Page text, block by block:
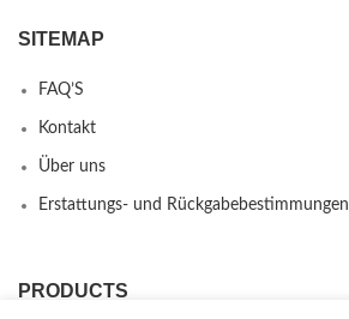
SITEMAP
FAQ’S
Kontakt
Über uns
Erstattungs- und Rückgabebestimmungen
PRODUCTS